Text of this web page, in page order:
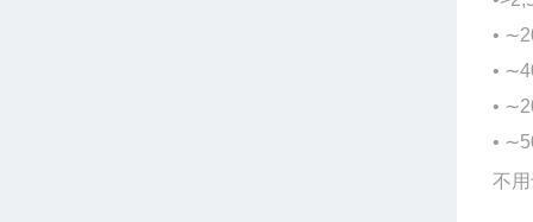
•
•
•
•
不